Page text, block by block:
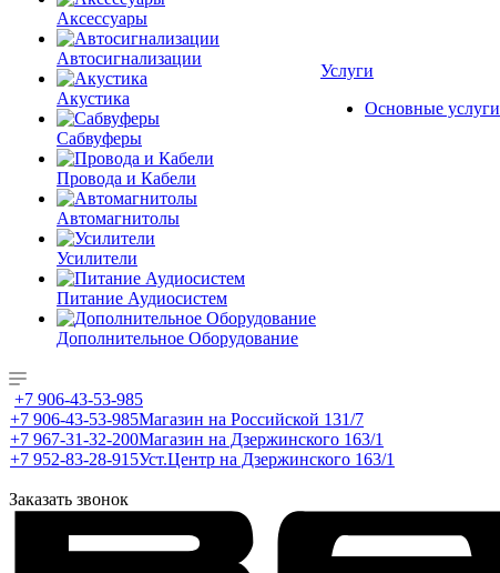
Аксессуары
Автосигнализации
Акустика
Сабвуферы
Провода и Кабели
Автомагнитолы
Усилители
Питание Аудиосистем
Дополнительное Оборудование
Услуги
Основные услуги
+7 906-43-53-985
+7 906-43-53-985Магазин на Российской 131/7
+7 967-31-32-200Магазин на Дзержинского 163/1
+7 952-83-28-915Уст.Центр на Дзержинского 163/1
Заказать звонок